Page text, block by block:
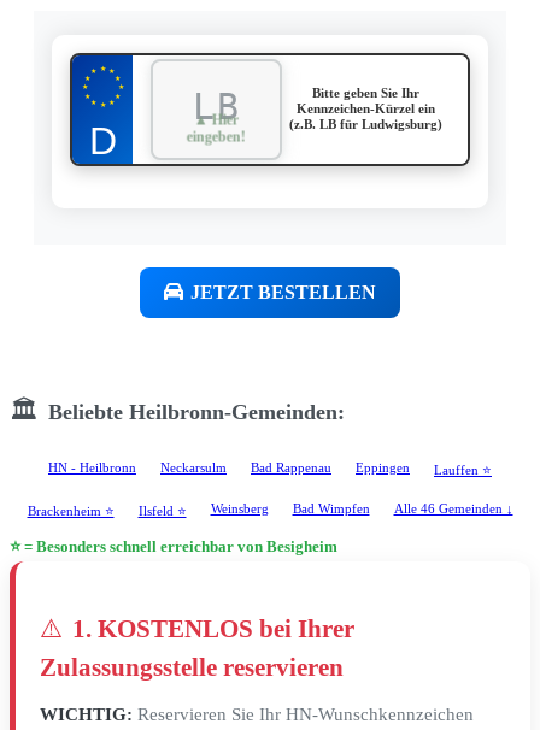
★ ★
★
★
★
★
★
★
★
★
★
★
▲ Hier
eingeben!
Bitte geben Sie Ihr
Kennzeichen-Kürzel ein
(z.B. LB für Ludwigsburg)
JETZT BESTELLEN
🏛️ Beliebte Heilbronn-Gemeinden:
HN - Heilbronn Neckarsulm Bad Rappenau Eppingen Lauffen ⭐
Brackenheim ⭐ Ilsfeld ⭐ Weinsberg Bad Wimpfen Alle 46 Gemeinden ↓
⭐ = Besonders schnell erreichbar von Besigheim
⚠️ 1. KOSTENLOS bei Ihrer
Zulassungsstelle reservieren
WICHTIG: Reservieren Sie Ihr HN-Wunschkennzeichen